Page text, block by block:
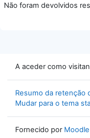
Não foram devolvidos
A aceder como
Resumo da retenção
Mudar para o tema
Fornecido por Moodle